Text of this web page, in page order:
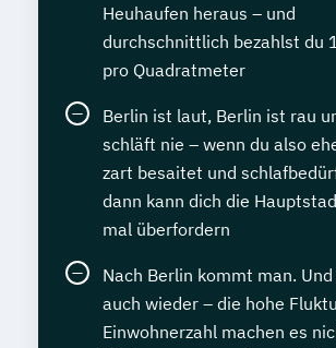
Heuhaufen heraus – und
durchschnittlich bezahlst du
pro Quadratmeter
Berlin ist laut, Berlin ist rau
schläft nie – wenn du also
zart besaitet und
dann kann dich die
mal überfordern
Nach Berlin kommt man.
auch wieder – die hohe
Einwohnerzahl machen es